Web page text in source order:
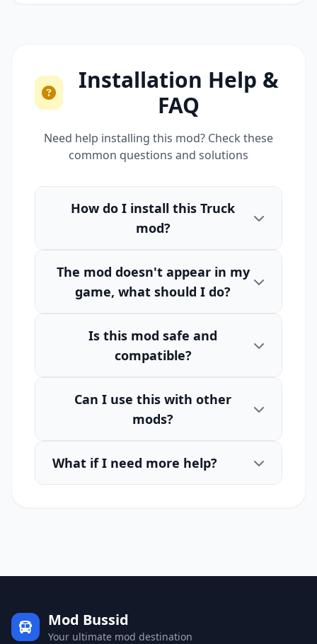
Installation Help &
FAQ
Need help installing this mod? Check these
common questions and solutions
How do I install this Truck
mod?
The mod doesn't appear in my
game, what should I do?
Is this mod safe and
compatible?
Can I use this with other
mods?
What if I need more help?
Mod Bussid
Your ultimate mod destination